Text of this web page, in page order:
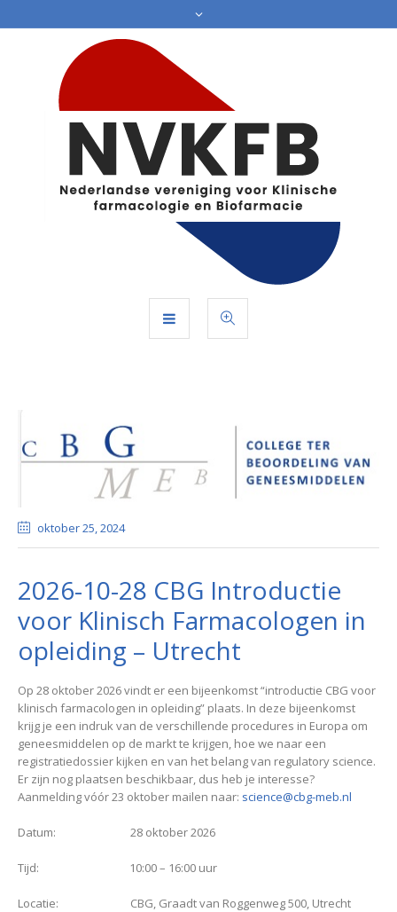
oktober 25, 2024
2026-10-28 CBG Introductie
voor Klinisch Farmacologen in
opleiding – Utrecht
Op 28 oktober 2026 vindt er een bijeenkomst “introductie CBG voor
klinisch farmacologen in opleiding” plaats. In deze bijeenkomst
krijg je een indruk van de verschillende procedures in Europa om
geneesmiddelen op de markt te krijgen, hoe we naar een
registratiedossier kijken en van het belang van regulatory science.
Er zijn nog plaatsen beschikbaar, dus heb je interesse?
Aanmelding vóór 23 oktober mailen naar: science@cbg-meb.nl
Datum: 28 oktober 2026
Tijd: 10:00 – 16:00 uur
Locatie: CBG, Graadt van Roggenweg 500, Utrecht